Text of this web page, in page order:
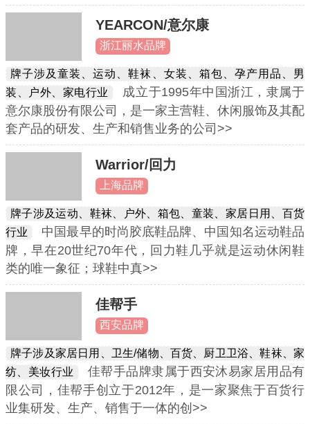
YEARCON/意尔康
浙江丽水品牌
牌子涉及童装、运动、鞋袜、女装、箱包、孕产用品、男
装、户外、家电行业
成立于1995年中国浙江，隶属于
意尔康股份有限公司，是一家主营鞋、休闲服饰及其配
套产品的研发、生产和销售业务的公司>>
Warrior/回力
上海品牌
牌子涉及运动、鞋袜、户外、箱包、童装、家居日用、百货
行业
中国最早的时尚胶底鞋品牌、中国知名运动鞋品
牌，早在20世纪70年代，回力鞋几乎就是运动休闲鞋
类的唯一象征；球鞋中真>>
佳帮手
西安品牌
牌子涉及家居日用、卫生/储物、百货、厨卫卫浴、鞋袜、家
纺、美妆行业
佳帮手品牌隶属于西安沐易家居用品有
限公司，佳帮手创立于2012年，是一家聚焦于百货行
业集研发、生产、销售于一体的创>>